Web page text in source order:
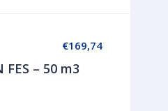
€169,74
FES – 50 m3